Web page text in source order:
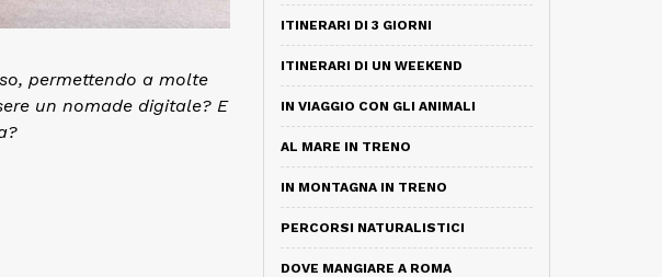
permettendo a molte
un nomade digitale? E
ITINERARI DI 3 GIORNI
ITINERARI DI UN WEEKEND
IN VIAGGIO CON GLI ANIMALI
AL MARE IN TRENO
IN MONTAGNA IN TRENO
PERCORSI NATURALISTICI
DOVE MANGIARE A ROMA